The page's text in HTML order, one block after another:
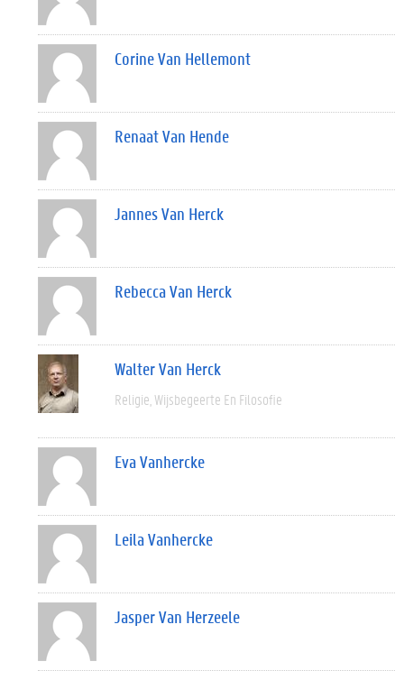
Corine Van Hellemont
Renaat Van Hende
Jannes Van Herck
Rebecca Van Herck
Walter Van Herck
Religie Wijsbegeerte En Filosofie
Eva Vanhercke
Leila Vanhercke
Jasper Van Herzeele